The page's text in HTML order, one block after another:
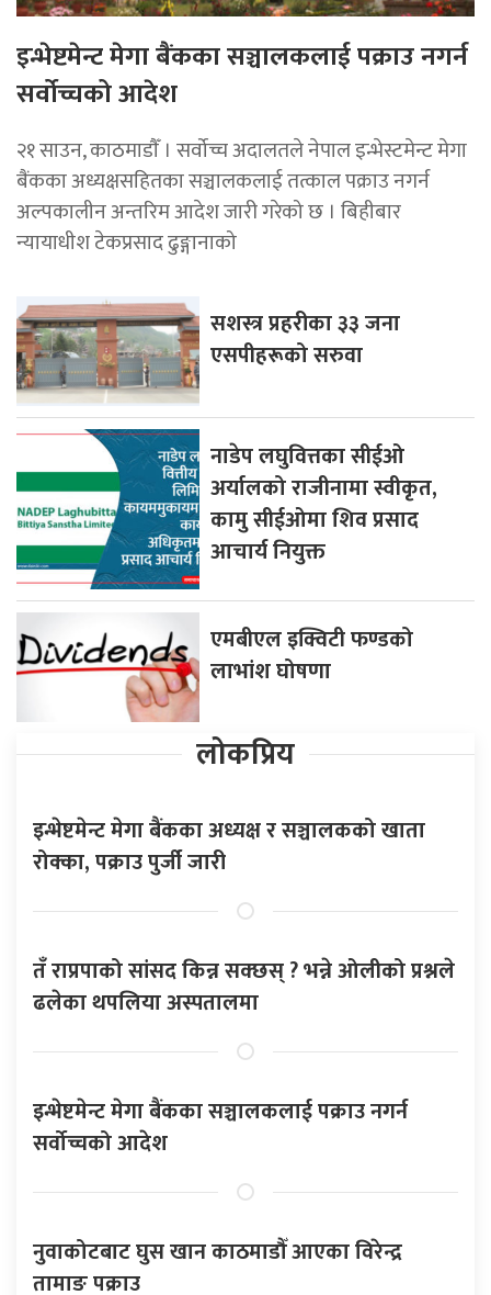
इन्भेष्टमेन्ट मेगा बैंकका सञ्चालकलाई पक्राउ नगर्न
सर्वोच्चको आदेश
२१ साउन, काठमाडाैँ । सर्वोच्च अदालतले नेपाल इन्भेस्टमेन्ट मेगा
बैंकका अध्यक्षसहितका सञ्चालकलाई तत्काल पक्राउ नगर्न
अल्पकालीन अन्तरिम आदेश जारी गरेको छ । बिहीबार
न्यायाधीश टेकप्रसाद ढुङ्गानाको
सशस्त्र प्रहरीका ३३ जना
एसपीहरूको सरुवा
नाडेप लघुवित्तका सीईओ
अर्यालको राजीनामा स्वीकृत,
कामु सीईओमा शिव प्रसाद
आचार्य नियुक्त
एमबीएल इक्विटी फण्डको
लाभांश घोषणा
लोकप्रिय
इन्भेष्टमेन्ट मेगा बैंकका अध्यक्ष र सञ्चालकको खाता
रोक्का, पक्राउ पुर्जी जारी
तँ राप्रपाको सांसद किन्न सक्छस् ? भन्ने ओलीको प्रश्नले
ढलेका थपलिया अस्पतालमा
इन्भेष्टमेन्ट मेगा बैंकका सञ्चालकलाई पक्राउ नगर्न
सर्वोच्चको आदेश
नुवाकोटबाट घुस खान काठमाडौँ आएका विरेन्द्र
तामाङ पक्राउ